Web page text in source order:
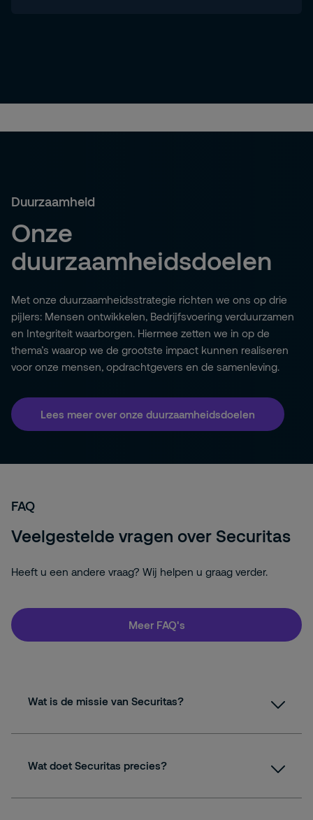
Duurzaamheid
Onze
duurzaamheidsdoelen
Met onze duurzaamheidsstrategie richten we ons op drie
pijlers: Mensen ontwikkelen, Bedrijfsvoering verduurzamen
en Integriteit waarborgen. Hiermee zetten we in op de
thema’s waarop we de grootste impact kunnen realiseren
voor onze mensen, opdrachtgevers en de samenleving.
Lees meer over onze duurzaamheidsdoelen
FAQ
Veelgestelde vragen over Securitas
Heeft u een andere vraag? Wij helpen u graag verder.
Meer FAQ's
Wat is de missie van Securitas?
Wat doet Securitas precies?